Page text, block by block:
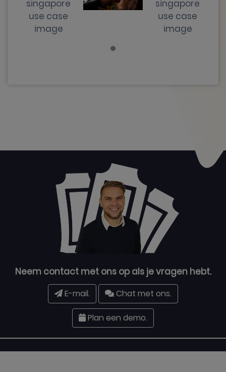
Neem contact met ons op als je vragen hebt.
E-mail. Chat met ons.
Plan een demo.